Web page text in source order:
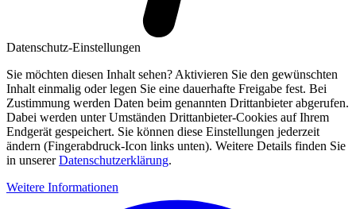
Datenschutz-Einstellungen
Sie möchten diesen Inhalt sehen? Aktivieren Sie den gewünschten
Inhalt einmalig oder legen Sie eine dauerhafte Freigabe fest. Bei
Zustimmung werden Daten beim genannten Drittanbieter abgerufen.
Dabei werden unter Umständen Drittanbieter-Cookies auf Ihrem
Endgerät gespeichert. Sie können diese Einstellungen jederzeit
ändern (Fingerabdruck-Icon links unten). Weitere Details finden Sie
in unsererDatenschutzerklärung.
Weitere Informationen